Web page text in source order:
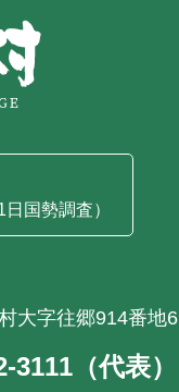
国勢調査）
大字往郷914番地6
3111（代表）